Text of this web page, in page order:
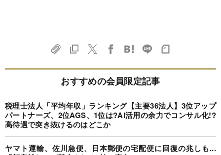
おすすめの会員限定記事
税理士法人「平均年収」ランキング【主要36法人】3位アップ
パートナーズ、2位AGS、1位は?AI活用の余力でコンサル化!?
高待遇で突き抜けるのはどこか
ヤマト運輸、佐川急便、日本郵便の宅配便に回復の兆しも...